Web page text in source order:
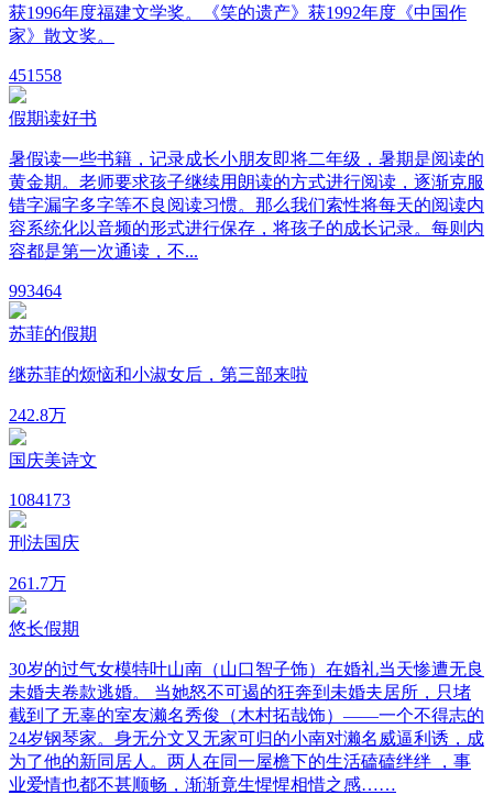
获1996年度福建文学奖。《笑的遗产》获1992年度《中国作
家》散文奖。
451558
假期读好书
暑假读一些书籍，记录成长小朋友即将二年级，暑期是阅读的
黄金期。老师要求孩子继续用朗读的方式进行阅读，逐渐克服
错字漏字多字等不良阅读习惯。那么我们索性将每天的阅读内
容系统化以音频的形式进行保存，将孩子的成长记录。每则内
容都是第一次通读，不...
993464
苏菲的假期
继苏菲的烦恼和小淑女后，第三部来啦
242.8万
国庆美诗文
1084173
刑法国庆
261.7万
悠长假期
30岁的过气女模特叶山南（山口智子饰）在婚礼当天惨遭无良
未婚夫卷款逃婚。 当她怒不可遏的狂奔到未婚夫居所，只堵
截到了无辜的室友濑名秀俊（木村拓哉饰）——一个不得志的
24岁钢琴家。身无分文又无家可归的小南对濑名威逼利诱，成
为了他的新同居人。两人在同一屋檐下的生活磕磕绊绊 ，事
业爱情也都不甚顺畅，渐渐竟生惺惺相惜之感……